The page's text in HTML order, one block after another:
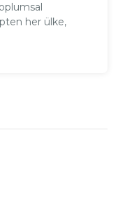
her ülke,